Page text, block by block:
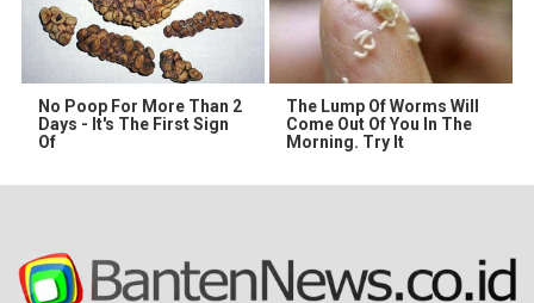
No Poop For More Than 2
Days - It's The First Sign
Of
The Lump Of Worms Will
Come Out Of You In The
Morning. Try It